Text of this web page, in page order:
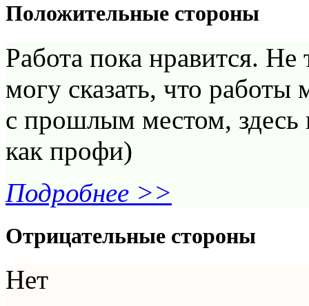
Положительные стороны
Работа пока нравится.
могу сказать, что работы
с прошлым местом, здесь
как профи)
Подробнее >>
Отрицательные стороны
Нет